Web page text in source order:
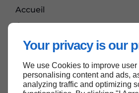
Your privacy is our
We use Cookies to improve
personalising content and ads,
analyzing traffic and optimizing
Accueil
Contactez-nous
Mentions légales